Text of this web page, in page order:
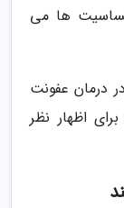
حساسیت ها می
درمان عفونت
اظهار نظر